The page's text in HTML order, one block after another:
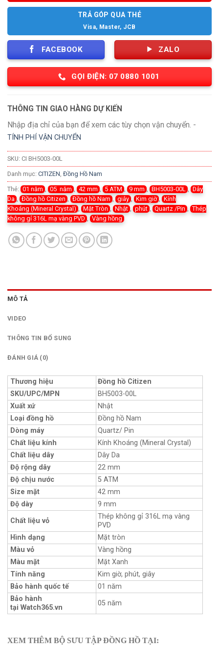
TRẢ GÓP QUA THẺ
Visa, Master, JCB
FACEBOOK ZALO
GỌI ĐIỆN: 07 0880 1001
THÔNG TIN GIAO HÀNG DỰ KIẾN
Nhập địa chỉ của bạn để xem các tùy chọn vận chuyển. -
TÍNH PHÍ VẬN CHUYỂN
SKU: CI BH5003-00L
Danh mục: CITIZEN Đồng Hồ Nam
Thẻ: 01 năm 05 năm 42 mm 5 ATM 9 mm BH5003-00L
Dây
Da
Đồng hồ Citizen Đồng hồ Nam giây Kim giờ
Kính
Khoáng (Mineral Crystal)
Mặt Tròn Nhật phút Quartz /Pin
Thép
không gỉ 316L mạ vàng PVD
Vàng hồng
MÔ TẢ
VIDEO
THÔNG TIN BỔ SUNG
ĐÁNH GIÁ (0)
Thương hiệu
Đồng hồ Citizen
SKU/UPC/MPN
BH5003-00L
Xuất xứ
Nhật
Loại đồng hồ
Đồng hồ Nam
Dòng máy
Quartz/ Pin
Chất liệu kính
Kính Khoáng (Mineral Crystal)
Chất liệu dây
Dây Da
Độ rộng dây
22 mm
Độ chịu nước
5 ATM
Size mặt
42 mm
Độ dày
9 mm
Chất liệu vỏ
Thép không gỉ 316L mạ vàng
PVD
Hình dạng
Mặt tròn
Màu vỏ
Vàng hồng
Màu mặt
Mặt Xanh
Tính năng
Kim giờ, phút, giây
Bảo hành quốc tế
01 năm
Bảo hành
tại Watch365.vn
05 năm
XEM THÊM BỘ SƯU TẬP ĐỒNG HỒ TẠI: